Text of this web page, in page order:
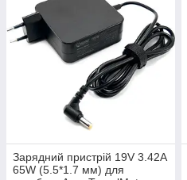
Зарядний пристрій 19V 3.42A
65W (5.5*1.7 мм) для